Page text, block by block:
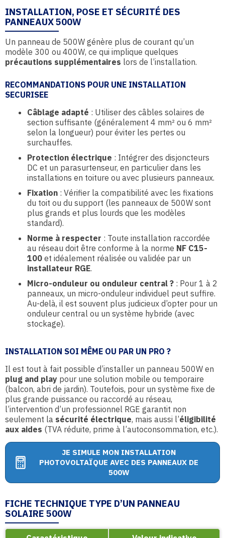
INSTALLATION, POSE ET SÉCURITÉ DES
PANNEAUX 500W
Un panneau de 500W génère plus de courant qu’un
modèle 300 ou 400W, ce qui implique quelques
précautions supplémentaires lors de l’installation.
RECOMMANDATIONS POUR UNE INSTALLATION
SECURISEE
Câblage adapté : Utiliser des câbles solaires de
section suffisante (généralement 4 mm² ou 6 mm²
selon la longueur) pour éviter les pertes ou
surchauffes.
Protection électrique : Intégrer des disjoncteurs
DC et un parasurtenseur, en particulier dans les
installations en toiture ou avec plusieurs panneaux.
Fixation : Vérifier la compatibilité avec les fixations
du toit ou du support (les panneaux de 500W sont
plus grands et plus lourds que les modèles
standard).
Norme à respecter : Toute installation raccordée
au réseau doit être conforme à la norme NF C15-
100 et idéalement réalisée ou validée par un
installateur RGE.
Micro-onduleur ou onduleur central ? : Pour 1 à 2
panneaux, un micro-onduleur individuel peut suffire.
Au-delà, il est souvent plus judicieux d’opter pour un
onduleur central ou un système hybride (avec
stockage).
INSTALLATION SOI MÊME OU PAR UN PRO ?
Il est tout à fait possible d’installer un panneau 500W en
plug and play pour une solution mobile ou temporaire
(balcon, abri de jardin). Toutefois, pour un système fixe de
plus grande puissance ou raccordé au réseau,
l’intervention d’un professionnel RGE garantit non
seulement la sécurité électrique, mais aussi l’éligibilité
aux aides (TVA réduite, prime à l’autoconsommation, etc.).
JE SIMULE MON INSTALLATION
PHOTOVOLTAÏQUE AVEC DES PANNEAUX DE
500W
FICHE TECHNIQUE TYPE D’UN PANNEAU
SOLAIRE 500W